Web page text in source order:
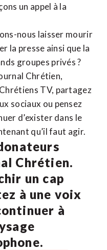
un appel à la
nous laisser mourir
la presse ainsi que la
groupes privés ?
Chrétien,
TV, partagez
sociaux ou pensez
d’exister dans le
qu’il faut agir.
Chrétien.
un cap
à une voix
à